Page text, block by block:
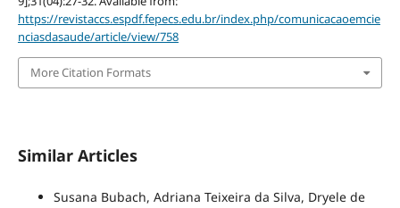
https://revistaccs.espdf.fepecs.edu.br/index.php/comunicacaoemcie
nciasdasaude/article/view/758
More Citation Formats
Similar Articles
Susana Bubach, Adriana Teixeira da Silva, Dryele de